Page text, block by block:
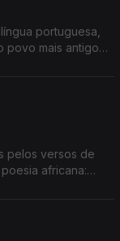
portuguesa,
povo mais antigo
pelos versos de
africana: